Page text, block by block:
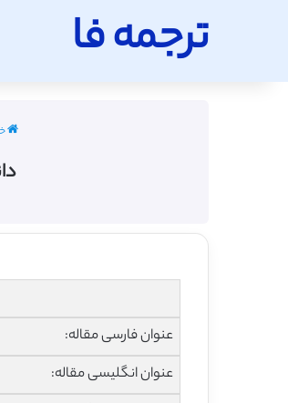
ترجمه فا
عنوان فارسی مقاله:
عنوان انگلیسی مقاله: